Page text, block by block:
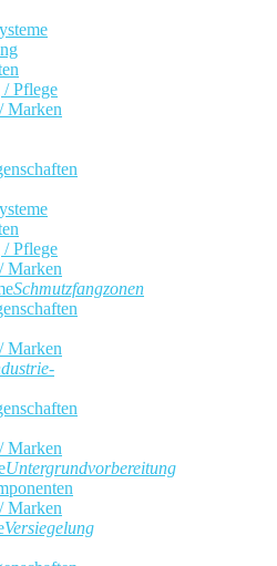
Pflege
Marken
Pflege
Marken
Schmutzfangzonen
Marken
Marken
Untergrundvorbereitung
Marken
Versiegelung